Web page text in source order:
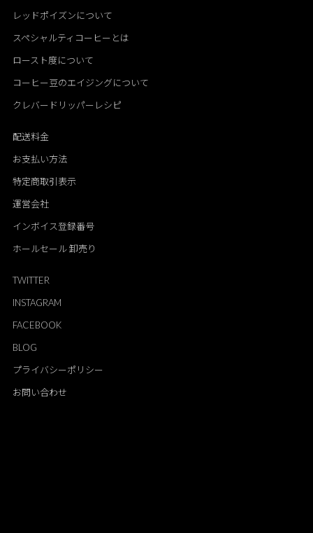
レッドポイズンについて
スペシャルティコーヒーとは
ロースト度について
コーヒー豆のエイジングについて
クレバードリッパーレシピ
配送料金
お支払い方法
特定商取引表示
運営会社
インボイス登録番号
ホールセール 卸売り
TWITTER
INSTAGRAM
FACEBOOK
BLOG
プライバシーポリシー
お問い合わせ